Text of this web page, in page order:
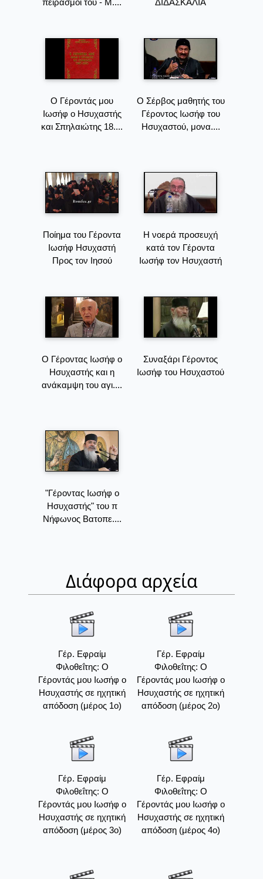
πειρασμοί του - Μ.... ΔΙΔΑΣΚΑΛΙΑ
Ο Γέροντάς μου
Ιωσήφ ο Ησυχαστής
και Σπηλαιώτης 18....
Ο Σέρβος μαθητής του
Γέροντος Ιωσήφ του
Ησυχαστού, μονα....
Ποίημα του Γέροντα
Ιωσήφ Ησυχαστή
Προς τον Ιησού
Η νοερά προσευχή
κατά τον Γέροντα
Ιωσήφ τον Ησυχαστή
Ο Γέροντας Ιωσήφ ο
Ησυχαστής και η
ανάκαμψη του αγι....
Συναξάρι Γέροντος
Ιωσήφ του Ησυχαστού
"Γέροντας Ιωσήφ ο
Ησυχαστής" του π
Νήφωνος Βατοπε....
Διάφορα αρχεία
Γέρ. Εφραίμ
Φιλοθεΐτης: Ο
Γέροντάς μου Ιωσήφ ο
Ησυχαστής σε ηχητική
απόδοση (μέρος 1ο)
Γέρ. Εφραίμ
Φιλοθεΐτης: Ο
Γέροντάς μου Ιωσήφ ο
Ησυχαστής σε ηχητική
απόδοση (μέρος 2ο)
Γέρ. Εφραίμ
Φιλοθεΐτης: Ο
Γέροντάς μου Ιωσήφ ο
Ησυχαστής σε ηχητική
απόδοση (μέρος 3ο)
Γέρ. Εφραίμ
Φιλοθεΐτης: Ο
Γέροντάς μου Ιωσήφ ο
Ησυχαστής σε ηχητική
απόδοση (μέρος 4ο)